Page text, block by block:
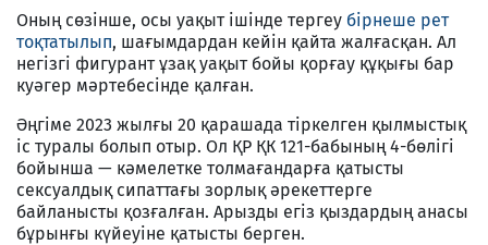
Оның сөзінше, осы уақыт ішінде тергеу бірнеше рет
тоқтатылып, шағымдардан кейін қайта жалғасқан. Ал
негізгі фигурант ұзақ уақыт бойы қорғау құқығы бар
куәгер мәртебесінде қалған.
Әңгіме 2023 жылғы 20 қарашада тіркелген қылмыстық
іс туралы болып отыр. Ол ҚР ҚК 121-бабының 4-бөлігі
бойынша — кәмелетке толмағандарға қатысты
сексуалдық сипаттағы зорлық әрекеттерге
байланысты қозғалған. Арызды егіз қыздардың анасы
бұрынғы күйеуіне қатысты берген.